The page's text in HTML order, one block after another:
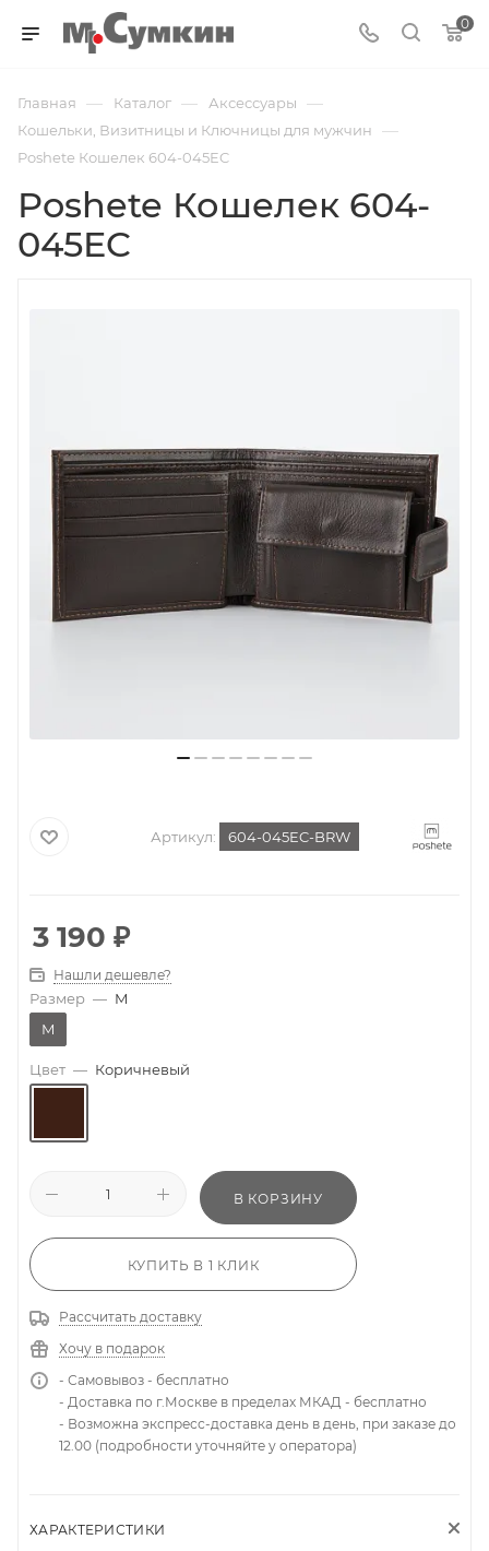
0
Главная — Каталог — Аксессуары —
Кошельки, Визитницы и Ключницы для мужчин —
Poshete Кошелек 604-045EC
Poshete Кошелек 604-
045EC
Артикул: 604-045EC-BRW
3 190 ₽
Нашли дешевле?
Размер — M
M
Цвет — Коричневый
В КОРЗИНУ
КУПИТЬ В 1 КЛИК
Рассчитать доставку
Хочу в подарок
- Самовывоз - бесплатно
- Доставка по г.Москве в пределах МКАД - бесплатно
- Возможна экспресс-доставка день в день, при заказе до
12.00 (подробности уточняйте у оператора)
ХАРАКТЕРИСТИКИ